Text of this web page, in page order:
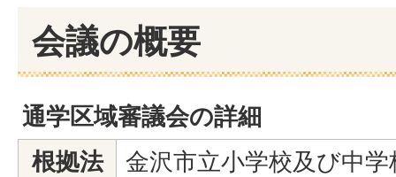
会議の概要
通学区域審議会の詳細
根拠法
金沢市立小学校及び中